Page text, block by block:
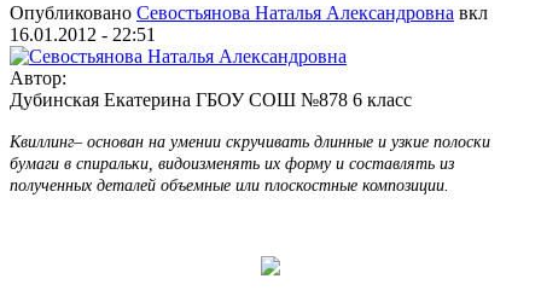
Опубликовано Севостьянова Наталья Александровна вкл
16.01.2012 - 22:51
Автор:
Дубинская Екатерина ГБОУ СОШ №878 6 класс
Квиллинг– основан на умении скручивать длинные и узкие полоски
бумаги в спиральки, видоизменять их форму и составлять из
полученных деталей объемные или плоскостные композиции.